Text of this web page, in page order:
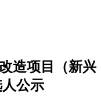
造项目（新兴
公示